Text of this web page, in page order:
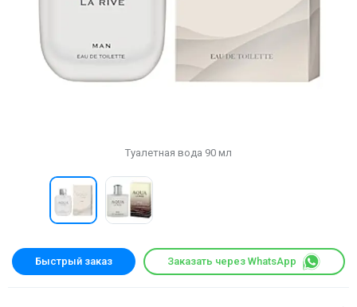
Туалетная вода 90 мл
Быстрый заказ Заказать через WhatsApp